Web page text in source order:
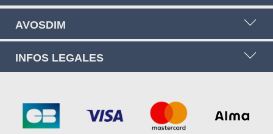
AVOSDIM
INFOS LEGALES